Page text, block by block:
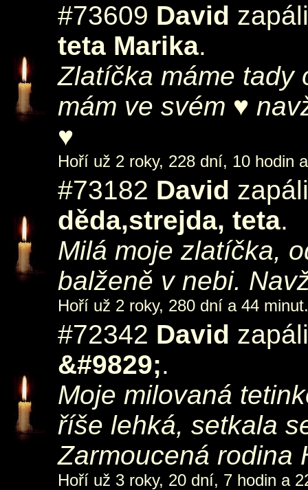
#73609 David
teta Marika.
Zlatíčka máme tady
mám ve svém ♥
♥
Hoří už 2 roky, 228 dní, 10 hodin
#73182 David
děda,strejda, teta.
Milá moje zlatíčka,
balženě v nebi.
Hoří už 2 roky, 280 dní a 44 minut.
#72342 David
&#9829;.
Moje milovaná
říše lehká, setkala
Zarmoucená rodina
Hoří už 3 roky, 20 dní, 7 hodin a